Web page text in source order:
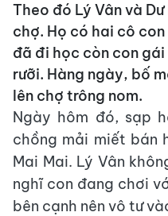
Theo đó Lý Vân và
chợ. Họ có hai cô
đã đi học còn con
rưỡi. Hàng ngày, bố
lên chợ trông nom.
Ngày hôm đó, sạp
chồng mải miết bán
Mai Mai. Lý Vân
nghĩ con đang chơi
bên cạnh nên vô tư